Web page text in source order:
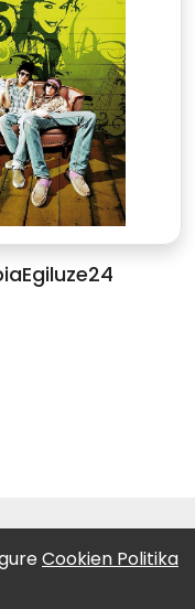
LAGUNTZAILEAK:
Cookien Politika